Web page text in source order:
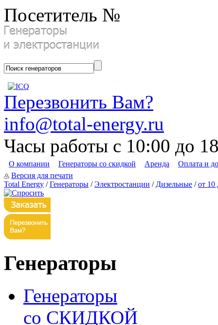
Посетитель №
Перезвонить Вам?
info@total-energy.ru
Часы работы с 10:00 до
О компании Генераторы со скидкой Аренда
Оплата и
Версия для печати
Total Energy /Генераторы /Электростанции / Дизельные /от 10
Генераторы
Генераторы
со СКИДКОЙ